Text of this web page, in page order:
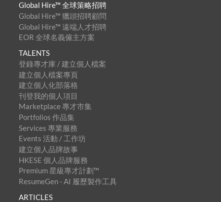
Global Hire™ 全球策略招聘
Global Hire™ 獵頭招聘顧問
Global Hire™ 遠端人才招聘
EOR 全球名義僱主方案
TALENTS
登錄專才庫 / 建立個人檔案
建立個人檔案專頁
建立個人化部落格
刊登我的個人項目
Marketplace 專才市集
Portfolios 作品集
Services 專業服務
Events 活動 / 工作坊
建立個人品牌故事
HKESE 個人品牌服務
Premium 星級專才計劃™
ResumeGen - AI 履歷製作工具
ARTICLES